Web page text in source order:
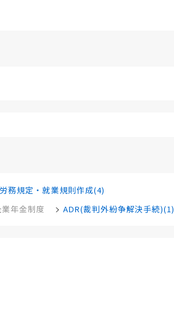
労務規定・就業規則作成(4)
年金制度 ADR(裁判外紛争解決手続)(1)